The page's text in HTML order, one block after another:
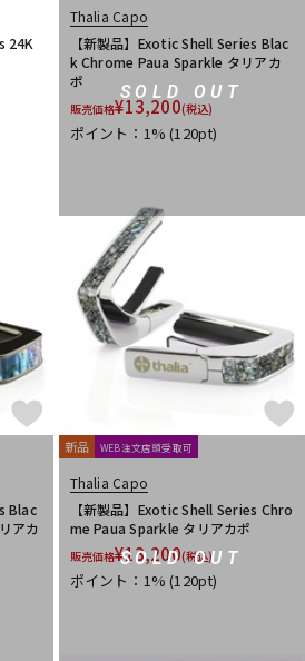
(IBBI)
J.P.CARLOS
Jackson
John Pearse K&M K.Yairi
KALA
Ken Smith
K-Garage
KLUSON Ko’olau
kusakusa88 Kyser
LHL
Lollar Pickups
MAHALO
Marshall
MARTIN
Bridge MATON
MAYONES
MJC Ironworks
MMI
MONO
MXR
Nail Company
Nordstrand NUX
MINI GUITARS
Oihata
Orange ORB
ORCAS
24K
SOLD OUT
Thalia Capo
【新製品】Exotic Shell Series Blac
k Chrome Paua Sparkle タリアカ
ポ
販売価格¥13,200(税込)
ポイント：1%(120pt)
Blac
アカ
SOLD OUT
新品 WEB注文店頭受取可
Thalia Capo
【新製品】Exotic Shell Series Chro
me Paua Sparkle タリアカポ
販売価格¥13,200(税込)
ポイント：1%(120pt)